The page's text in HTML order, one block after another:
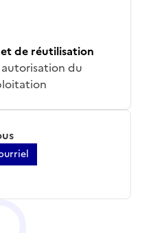
de réutilisation
du